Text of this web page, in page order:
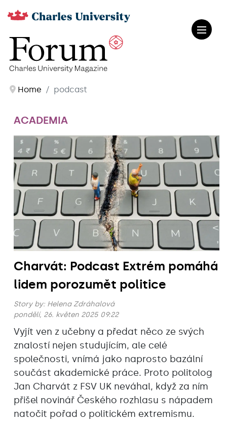
Home podcast
ACADEMIA
Charvát: Podcast Extrém pomáhá
lidem porozumět politice
Story by: Helena Zdráhalová
pondělí, 26. květen 2025 09:22
Vyjít ven z učebny a předat něco ze svých
znalostí nejen studujícím, ale celé
společnosti, vnímá jako naprosto bazální
součást akademické práce. Proto politolog
Jan Charvát z FSV UK neváhal, když za ním
přišel novinář Českého rozhlasu s nápadem
natočit pořad o politickém extremismu.